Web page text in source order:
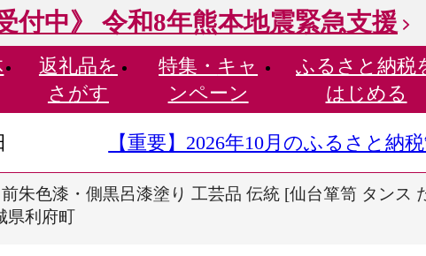
受付中》 令和8年熊本地震緊急支援
返礼品を
さがす
特集・ キャ
ンペーン
ふるさと納税
はじめる
【重要】2026年10月のふるさと納
朱色漆・側黒呂漆塗り 工芸品 伝統 [仙台箪笥 タンス
県利府町